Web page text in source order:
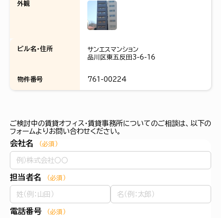
外観
ビル名・住所
サンエスマンション
品川区東五反田3-6-16
物件番号 761-00224
ご検討中の賃貸オフィス・賃貸事務所についてのご相談は、以下の
フォームよりお問い合わせください。
会社名 （必須）
担当者名 （必須）
電話番号 （必須）